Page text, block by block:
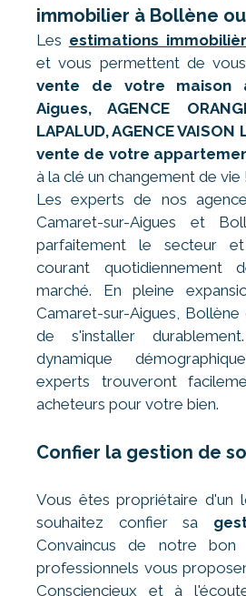
immobilier à Bollène
Les estimations
et vous permettent de
vente de votre maison
Aigues, AGENCE
LAPALUD, AGENCE VAISON
vente de votre
à la clé un changement de vie !
Les experts de nos
Camaret-sur-Aigues et
parfaitement le secteur
courant quotidiennement
marché. En pleine
Camaret-sur-Aigues,
de s'installer
dynamique
experts trouveront
acheteurs pour votre bien.
Confier la gestion de
Vous êtes propriétaire d'un
souhaitez confier sa
Convaincus de notre bon
professionnels vous
Consciencieux et à